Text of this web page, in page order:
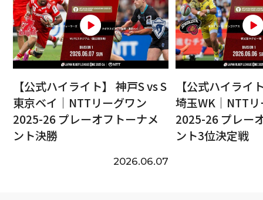
【公式ハイライト】 神戸S vs S
東京ベイ｜NTTリーグワン
2025-26 プレーオフトーナメ
ント決勝
2026.06.07
【公式ハイライ
埼玉WK｜NTT
2025-26 プレー
ント3位決定戦